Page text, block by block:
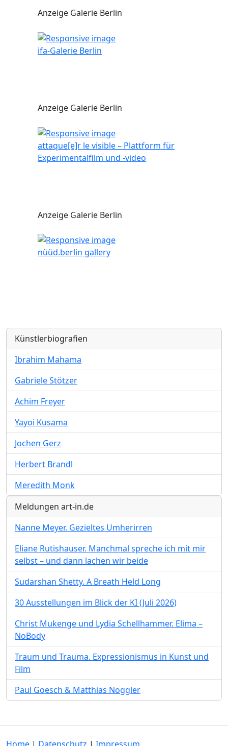
Anzeige Galerie Berlin
ifa-Galerie Berlin
Anzeige Galerie Berlin
attaque[e]r le visible – Plattform für
Experimentalfilm und -video
Anzeige Galerie Berlin
nüüd.berlin gallery
Künstlerbiografien
Ibrahim Mahama
Gabriele Stötzer
Achim Freyer
Yayoi Kusama
Jochen Gerz
Herbert Brandl
Meredith Monk
Meldungen art-in.de
Nanne Meyer. Gezieltes Umherirren
Eliane Rutishauser. Manchmal spreche ich mit mir
selbst – und dann lachen wir beide
Sudarshan Shetty. A Breath Held Long
30 Ausstellungen im Blick der KI (Juli 2026)
Christ Mukenge und Lydia Schellhammer. Elima –
NoBody
Traum und Trauma. Expressionismus in Kunst und
Film
Paul Goesch & Matthias Noggler